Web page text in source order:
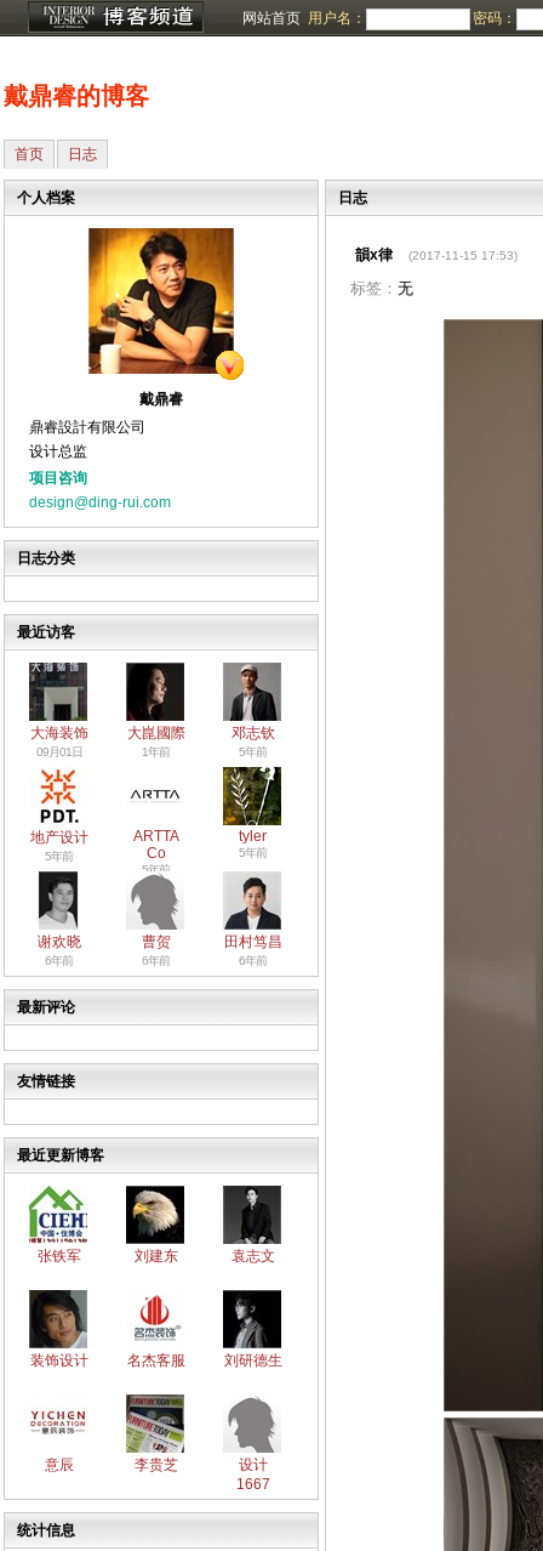
网站首页 用户名： 密码：
戴鼎睿的博客
首页 日志
个人档案
戴鼎睿
鼎睿設計有限公司
设计总监
项目咨询
design@ding-rui.com
日志分类
最近访客
大海装饰
09月01日
大崑國際
1年前
邓志钦
5年前
地产设计
5年前
ARTTA
Co
5年前
tyler
5年前
谢欢晓
6年前
曹贺
6年前
田村笃昌
6年前
最新评论
友情链接
最近更新博客
张铁军 刘建东 袁志文
装饰设计 名杰客服 刘研德生
意辰 李贵芝
设计
1667
统计信息
日志
韻x律 (2017-11-15 17:53)
标签： 无